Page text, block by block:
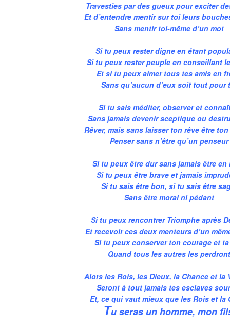
Travesties par des gueux pour exciter
Et d’entendre mentir sur toi leurs
Sans mentir toi-même d’un mot
Si tu peux rester digne en étant
Si tu peux rester peuple en conseillant
Et si tu peux aimer tous tes amis en
Sans qu’aucun d’eux soit tout pour
Si tu sais méditer, observer et
Sans jamais devenir sceptique ou
Rêver, mais sans laisser ton rêve être
Penser sans n’être qu’un penseur
Si tu peux être dur sans jamais être en
Si tu peux être brave et jamais
Si tu sais être bon, si tu sais être
Sans être moral ni pédant
Si tu peux rencontrer Triomphe après
Et recevoir ces deux menteurs d’un
Si tu peux conserver ton courage et
Quand tous les autres les
Alors les Rois, les Dieux, la Chance et la
Seront à tout jamais tes esclaves
Et, ce qui vaut mieux que les Rois et la
Tu seras un homme, mon